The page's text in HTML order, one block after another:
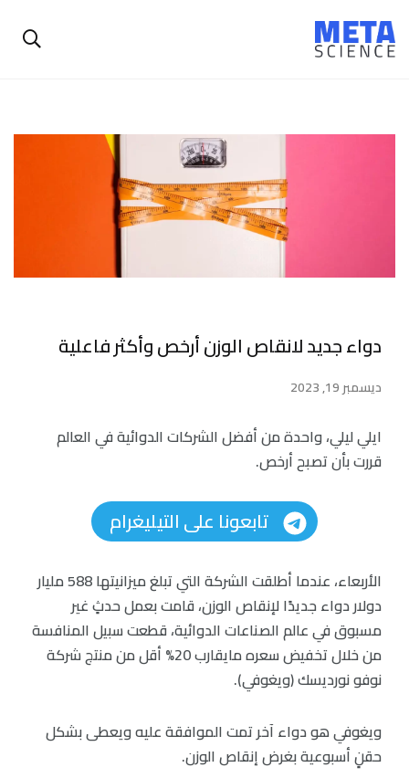
دواء جديد لانقاص الوزن أرخص وأكثر فاعلية
ديسمبر 19, 2023
ايلي ليلي، واحدة من أفضل الشركات الدوائية في العالم
قررت بأن تصبح أرخص.
تابعونا على التيليغرام
الأربعاء، عندما أطلقت الشركة التي تبلغ ميزانيتها 588 مليار
دولار دواء جديدًا لإنقاص الوزن، قامت بعمل حدثٍ غير
مسبوق في عالم الصناعات الدوائية، قطعت سبيل المنافسة
من خلال تخفيض سعره مايقارب 20% أقل من منتج شركة
نوفو نورديسك (ويغوفي).
ويغوفي هو دواء آخر تمت الموافقة عليه ويعطى بشكل
حقنٍ أسبوعية بغرض إنقاص الوزن.